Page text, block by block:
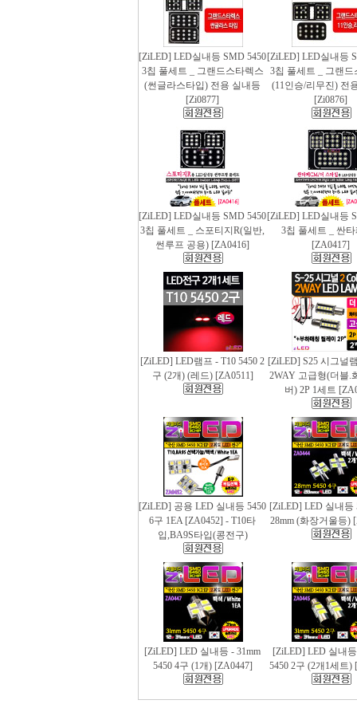
[ZiLED] LED실내등 SMD 5450
3칩 풀세트 _ 그랜드스타렉스
(썬글라스타입) 전용 실내등
[Zi0877]
[ZiLED] LED실내등
3칩 풀세트 _ 그랜드
(11인승/리무진) 전
[Zi0876]
[ZiLED] LED실내등 SMD 5450
3칩 풀세트 _ 스포티지R(일반,
썬루프 공용) [ZA0416]
[ZiLED] LED실내등
3칩 풀세트 _ 싼
[ZA0417]
[ZiLED] LED램프 - T10 5450 2
구 (2개) (레드) [ZA0511]
[ZiLED] S25 시그널
2WAY 고급형(더블.
버) 2P 1세트
[ZiLED] 공용 LED 실내등 5450
6구 1EA [ZA0452] - T10타
입,BA9S타입(콩전구)
[ZiLED] LED 실내등
28mm (화장거울등)
[ZiLED] LED 실내등 - 31mm
5450 4구 (1개) [ZA0447]
[ZiLED] LED 실내
5450 2구 (2개1세트)